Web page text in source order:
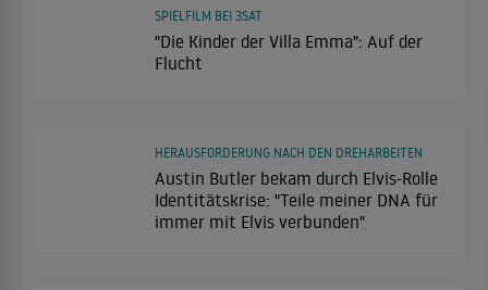
"Die Kinder der Villa Emma": Auf der
Flucht
SPIELFILM BEI 3SAT
Austin Butler bekam durch Elvis-Rolle
Identitätskrise: "Teile meiner DNA für
immer mit Elvis verbunden"
HERAUSFORDERUNG NACH DEN DREHARBEITEN